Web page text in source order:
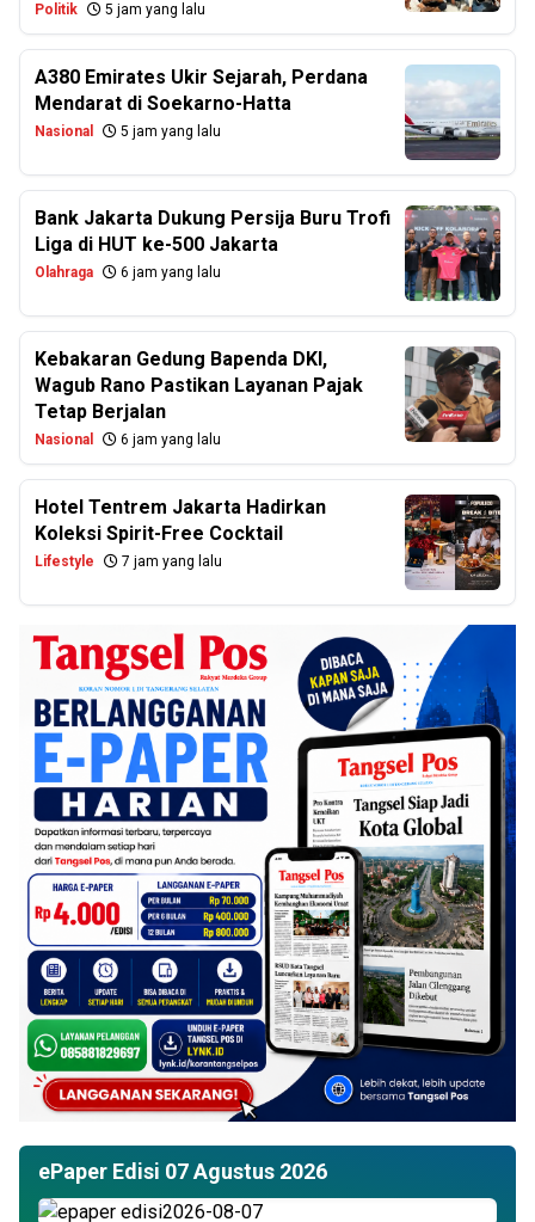
Politik 5 jam yang lalu
A380 Emirates Ukir Sejarah, Perdana
Mendarat di Soekarno-Hatta
Nasional 5 jam yang lalu
Bank Jakarta Dukung Persija Buru Trofi
Liga di HUT ke-500 Jakarta
Olahraga 6 jam yang lalu
Kebakaran Gedung Bapenda DKI,
Wagub Rano Pastikan Layanan Pajak
Tetap Berjalan
Nasional 6 jam yang lalu
Hotel Tentrem Jakarta Hadirkan
Koleksi Spirit-Free Cocktail
Lifestyle 7 jam yang lalu
ePaper Edisi 07 Agustus 2026